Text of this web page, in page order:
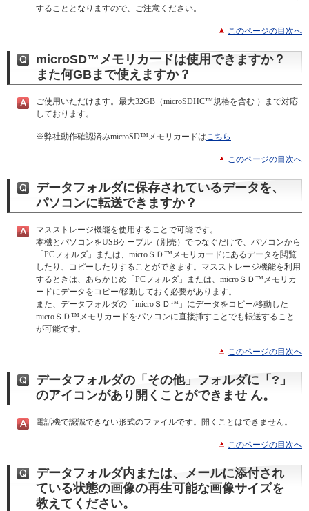
することとなりますので、ご注意ください。
このページの目次へ
microSD™メモリカードは使用できますか？
また何GBまで使えますか？
ご使用いただけます。最大32GB（microSDHC™規格を含む ）まで対応
しております。
※弊社動作確認済みmicroSD™メモリカードは こちら
このページの目次へ
データフォルダに保存されているデータを、
パソコンに転送できますか？
マスストレージ機能を使用することで可能です。
本機とパソコンをUSBケーブル（別売）でつなぐだけで、パソコンから
「PCフォルダ」または、microＳＤ™メモリカードにあるデータを閲覧
したり、コピーしたりすることができます。マスストレージ機能を利用
するときは、あらかじめ「PCフォルダ」または、microＳＤ™メモリカ
ードにデータをコピー/移動しておく必要があります。
また、データフォルダの「microＳＤ™」にデータをコピー/移動した
microＳＤ™メモリカードをパソコンに直接挿すことでも転送すること
が可能です。
このページの目次へ
データフォルダの「その他」フォルダに「?」
のアイコンがあり開くことができませ ん。
電話機で認識できない形式のファイルです。開くことはできません。
このページの目次へ
データフォルダ内または、メールに添付され
ている状態の画像の再生可能な画像サイズを
教えてください。